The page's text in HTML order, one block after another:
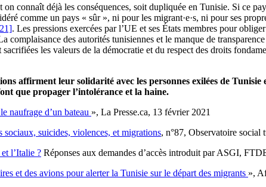
connaît déjà les conséquences, soit dupliquée en Tunisie. Si ce
comme un pays « sûr », ni pour les migrant·e·s, ni pour ses
. Les pressions exercées par l’UE et ses États membres pour
complaisance des autorités tunisiennes et le manque de
les valeurs de la démocratie et du respect des droits
affirment leur solidarité avec les personnes exilées de
que propager l’intolérance et la haine.
naufrage d’un bateau », La Presse.ca, 13 février 2021
sociaux, suicides, violences, et migrations, n°87, Observatoire social
l’Italie ? Réponses aux demandes d’accès introduit par ASGI,
et des avions pour alerter la Tunisie sur le départ des migrants »,